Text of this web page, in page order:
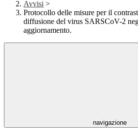
Avvisi >
Protocollo delle misure per il
diffusione del virus SARSCoV-2
aggiornamento.
navigazione